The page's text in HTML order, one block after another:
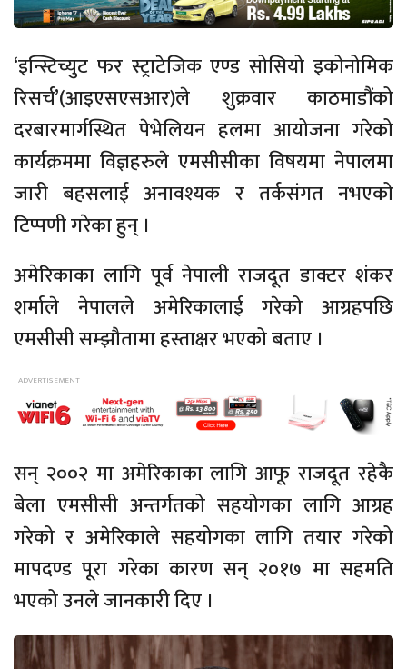
‘इन्स्टिच्युट फर स्ट्राटेजिक एण्ड सोसियो इकोनोमिक
रिसर्च’(आइएसएसआर)ले शुक्रवार काठमाडौंको
दरबारमार्गस्थित पेभेलियन हलमा आयोजना गरेको
कार्यक्रममा विज्ञहरुले एमसीसीका विषयमा नेपालमा
जारी बहसलाई अनावश्यक र तर्कसंगत नभएको
टिप्पणी गरेका हुन् ।
अमेरिकाका लागि पूर्व नेपाली राजदूत डाक्टर शंकर
शर्माले नेपालले अमेरिकालाई गरेको आग्रहपछि
एमसीसी सम्झौतामा हस्ताक्षर भएको बताए ।
सन् २००२ मा अमेरिकाका लागि आफू राजदूत रहेकै
बेला एमसीसी अन्तर्गतको सहयोगका लागि आग्रह
गरेको र अमेरिकाले सहयोगका लागि तयार गरेको
मापदण्ड पूरा गरेका कारण सन् २०१७ मा सहमति
भएको उनले जानकारी दिए ।